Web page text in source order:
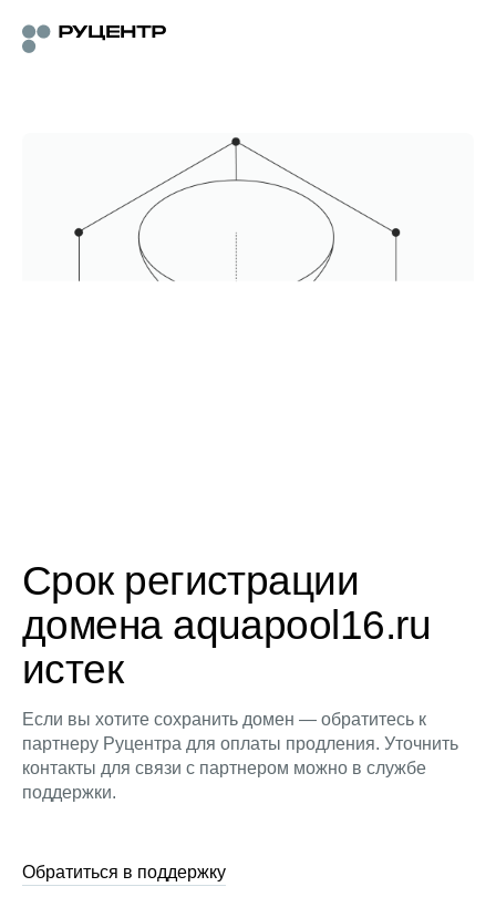
Срок регистрации
домена aquapool16.ru
истек
Если вы хотите сохранить домен — обратитесь к
партнеру Руцентра для оплаты продления. Уточнить
контакты для связи с партнером можно в службе
поддержки.
Обратиться в поддержку